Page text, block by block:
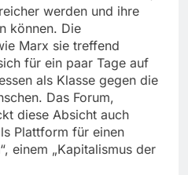
werden und ihre
können. Die
Marx sie treffend
für ein paar Tage auf
als Klasse gegen die
Das Forum,
diese Absicht auch
Plattform für einen
einem „Kapitalismus der